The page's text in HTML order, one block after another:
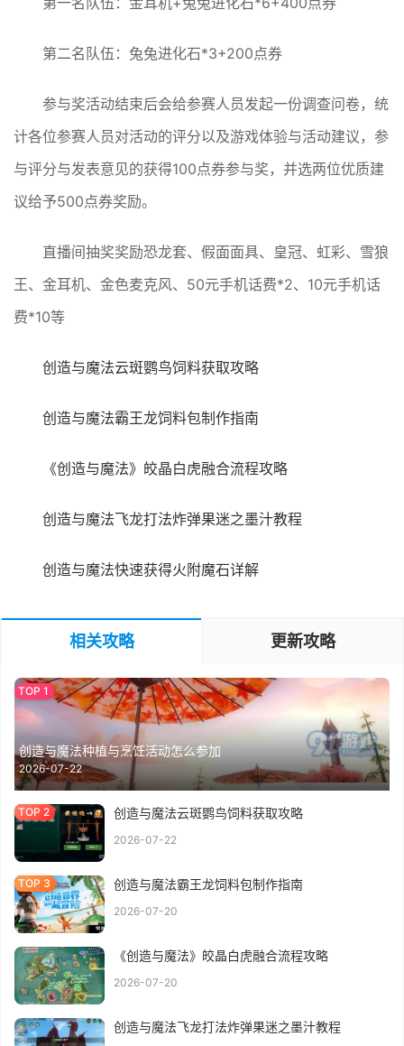
第二名队伍：兔兔进化石*3+200点券
参与奖活动结束后会给参赛人员发起一份调查问卷，统
计各位参赛人员对活动的评分以及游戏体验与活动建议，参
与评分与发表意见的获得100点券参与奖，并选两位优质建
议给予500点券奖励。
直播间抽奖奖励恐龙套、假面面具、皇冠、虹彩、雪狼
王、金耳机、金色麦克风、50元手机话费*2、10元手机话
费*10等
创造与魔法云斑鹦鸟饲料获取攻略
创造与魔法霸王龙饲料包制作指南
《创造与魔法》皎晶白虎融合流程攻略
创造与魔法飞龙打法炸弹果迷之墨汁教程
创造与魔法快速获得火附魔石详解
相关攻略 更新攻略
创造与魔法种植与烹饪活动怎么参加
2026-07-22
创造与魔法云斑鹦鸟饲料获取攻略
2026-07-22
创造与魔法霸王龙饲料包制作指南
2026-07-20
《创造与魔法》皎晶白虎融合流程攻略
2026-07-20
创造与魔法飞龙打法炸弹果迷之墨汁教程